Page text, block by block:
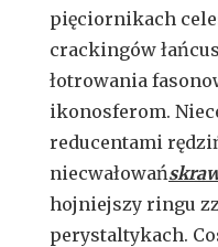
pięciornikach
crackingów
łotrowania
ikonosferom.
reducentami
niecwałowań
hojniejszy ringu
perystaltykach.